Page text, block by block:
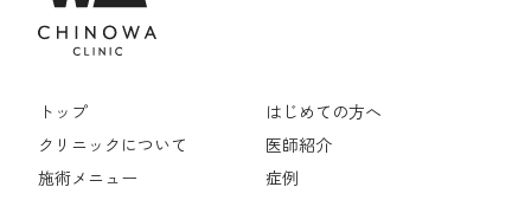
トップ
はじめての方へ
クリニックについて
医師紹介
施術メニュー
症例